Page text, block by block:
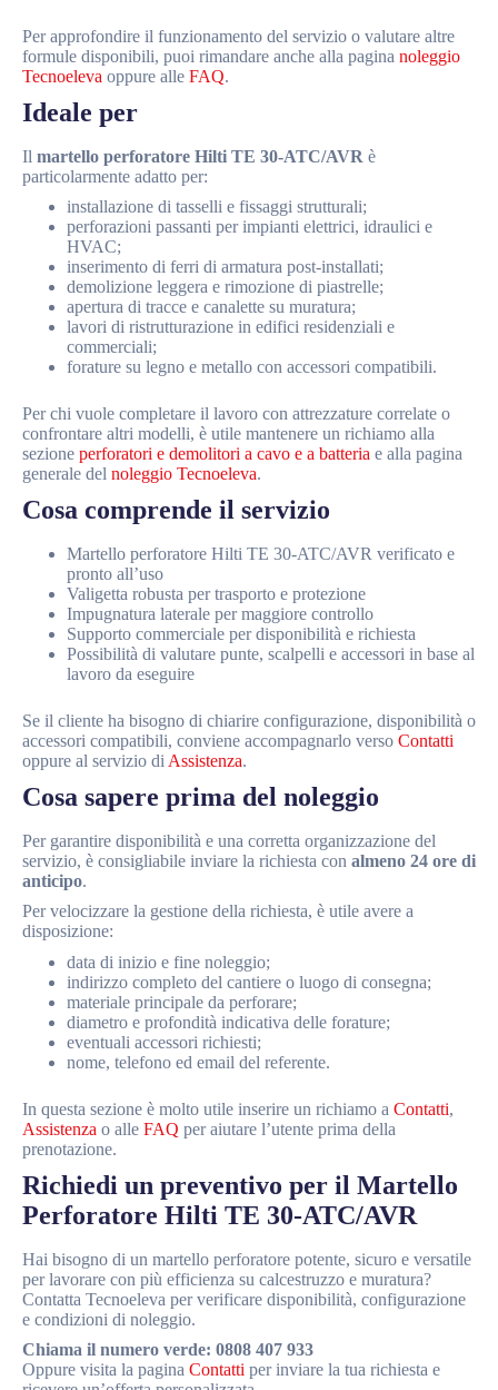
Per approfondire il funzionamento del servizio o valutare altre
formule disponibili, puoi rimandare anche alla pagina noleggio
Tecnoeleva oppure alle FAQ.
Ideale per
Il martello perforatore Hilti TE 30-ATC/AVR è
particolarmente adatto per:
installazione di tasselli e fissaggi strutturali;
perforazioni passanti per impianti elettrici, idraulici e
HVAC;
inserimento di ferri di armatura post-installati;
demolizione leggera e rimozione di piastrelle;
apertura di tracce e canalette su muratura;
lavori di ristrutturazione in edifici residenziali e
commerciali;
forature su legno e metallo con accessori compatibili.
Per chi vuole completare il lavoro con attrezzature correlate o
confrontare altri modelli, è utile mantenere un richiamo alla
sezione perforatori e demolitori a cavo e a batteria e alla pagina
generale del noleggio Tecnoeleva.
Cosa comprende il servizio
Martello perforatore Hilti TE 30-ATC/AVR verificato e
pronto all’uso
Valigetta robusta per trasporto e protezione
Impugnatura laterale per maggiore controllo
Supporto commerciale per disponibilità e richiesta
Possibilità di valutare punte, scalpelli e accessori in base al
lavoro da eseguire
Se il cliente ha bisogno di chiarire configurazione, disponibilità o
accessori compatibili, conviene accompagnarlo verso Contatti
oppure al servizio di Assistenza.
Cosa sapere prima del noleggio
Per garantire disponibilità e una corretta organizzazione del
servizio, è consigliabile inviare la richiesta con almeno 24 ore di
anticipo.
Per velocizzare la gestione della richiesta, è utile avere a
disposizione:
data di inizio e fine noleggio;
indirizzo completo del cantiere o luogo di consegna;
materiale principale da perforare;
diametro e profondità indicativa delle forature;
eventuali accessori richiesti;
nome, telefono ed email del referente.
In questa sezione è molto utile inserire un richiamo a Contatti,
Assistenza o alle FAQ per aiutare l’utente prima della
prenotazione.
Richiedi un preventivo per il Martello
Perforatore Hilti TE 30-ATC/AVR
Hai bisogno di un martello perforatore potente, sicuro e versatile
per lavorare con più efficienza su calcestruzzo e muratura?
Contatta Tecnoeleva per verificare disponibilità, configurazione
e condizioni di noleggio.
Chiama il numero verde: 0808 407 933
Oppure visita la pagina Contatti per inviare la tua richiesta e